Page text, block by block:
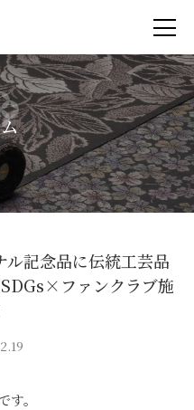
ル記念品に伝統工芸品
ファンクラブ施
。